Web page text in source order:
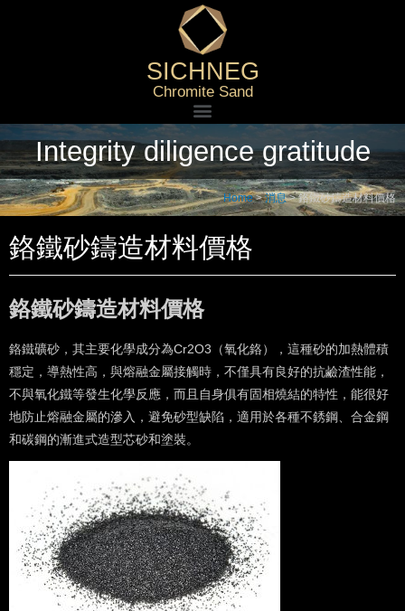
SICHNEG
Chromite Sand
Integrity diligence gratitude
Home>消息>鉻鐵砂鑄造材料價格
鉻鐵砂鑄造材料價格
鉻鐵砂鑄造材料價格
鉻鐵礦砂，其主要化學成分為Cr2O3（氧化鉻），這種砂的加熱體積
穩定，導熱性高，與熔融金屬接觸時，不僅具有良好的抗鹼渣性能，
不與氧化鐵等發生化學反應，而且自身俱有固相燒結的特性，能很好
地防止熔融金屬的滲入，避免砂型缺陷，適用於各種不銹鋼、合金鋼
和碳鋼的漸進式造型芯砂和塗裝。